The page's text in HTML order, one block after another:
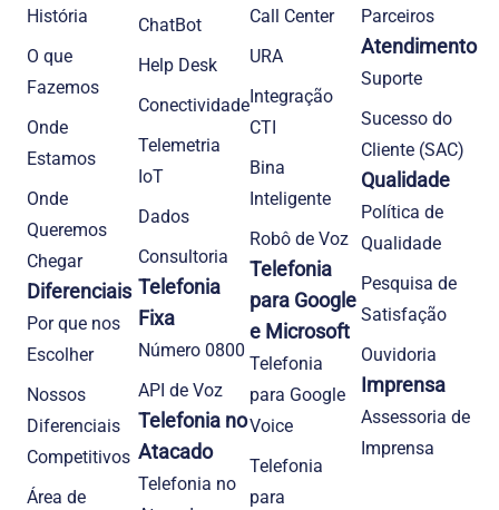
História
O que
Fazemos
Onde
Estamos
Onde
Queremos
Chegar
Diferenciais
Por que nos
Escolher
Nossos
Diferenciais
Competitivos
Área de
ChatBot
Help Desk
Conectividade
Telemetria
IoT
Dados
Consultoria
Telefonia
Fixa
Número 0800
API de Voz
Telefonia no
Atacado
Telefonia no
Call Center
URA
Integração
CTI
Bina
Inteligente
Robô de Voz
Telefonia
para Google
e Microsoft
Telefonia
para Google
Voice
Telefonia
para
Parceiros
Atendimento
Suporte
Sucesso do
Cliente (SAC)
Qualidade
Política de
Qualidade
Pesquisa de
Satisfação
Ouvidoria
Imprensa
Assessoria de
Imprensa